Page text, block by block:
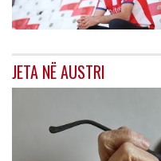
JETA NË AUSTRI